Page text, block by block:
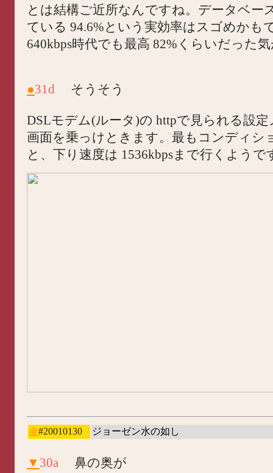
とは結構ご近所なんですね。データベー
ている 94.6%という実効率はスゴめかも
640kbps時代でも最高 82%くらいだった
●31d そうそう
DSLモデム(ルータ)の httpで見られる設
画面を乗っけときます。最もコンディシ
と、下り速度は 1536kbpsまで行くようで
＠#20010130 ジョーゼン水の如し
▼ 30a 鼻の奥が